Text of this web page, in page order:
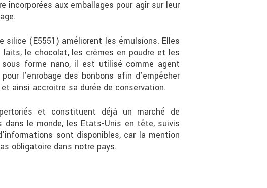
incorporées aux emballages pour agir sur leur
silice (E5551) améliorent les émulsions. Elles
le chocolat, les crèmes en poudre et les
forme nano, il est utilisé comme agent
l’enrobage des bonbons afin d’empêcher
ainsi accroitre sa durée de conservation.
et constituent déjà un marché de
dans le monde, les Etats-Unis en tête, suivis
sont disponibles, car la mention
obligatoire dans notre pays.